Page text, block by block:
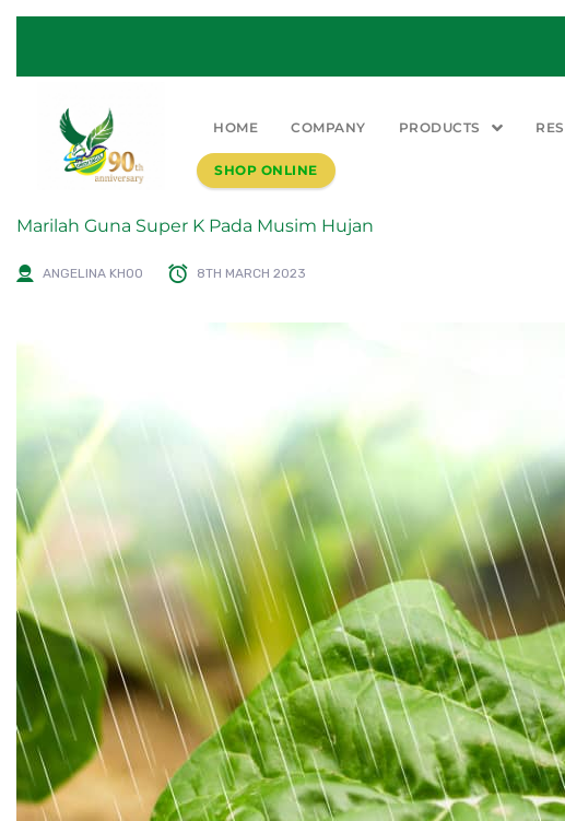
HOME COMPANY PRODUCTS
SHOP ONLINE
Marilah Guna Super K Pada Musim Hujan
ANGELINA KHOO 8TH MARCH 2023